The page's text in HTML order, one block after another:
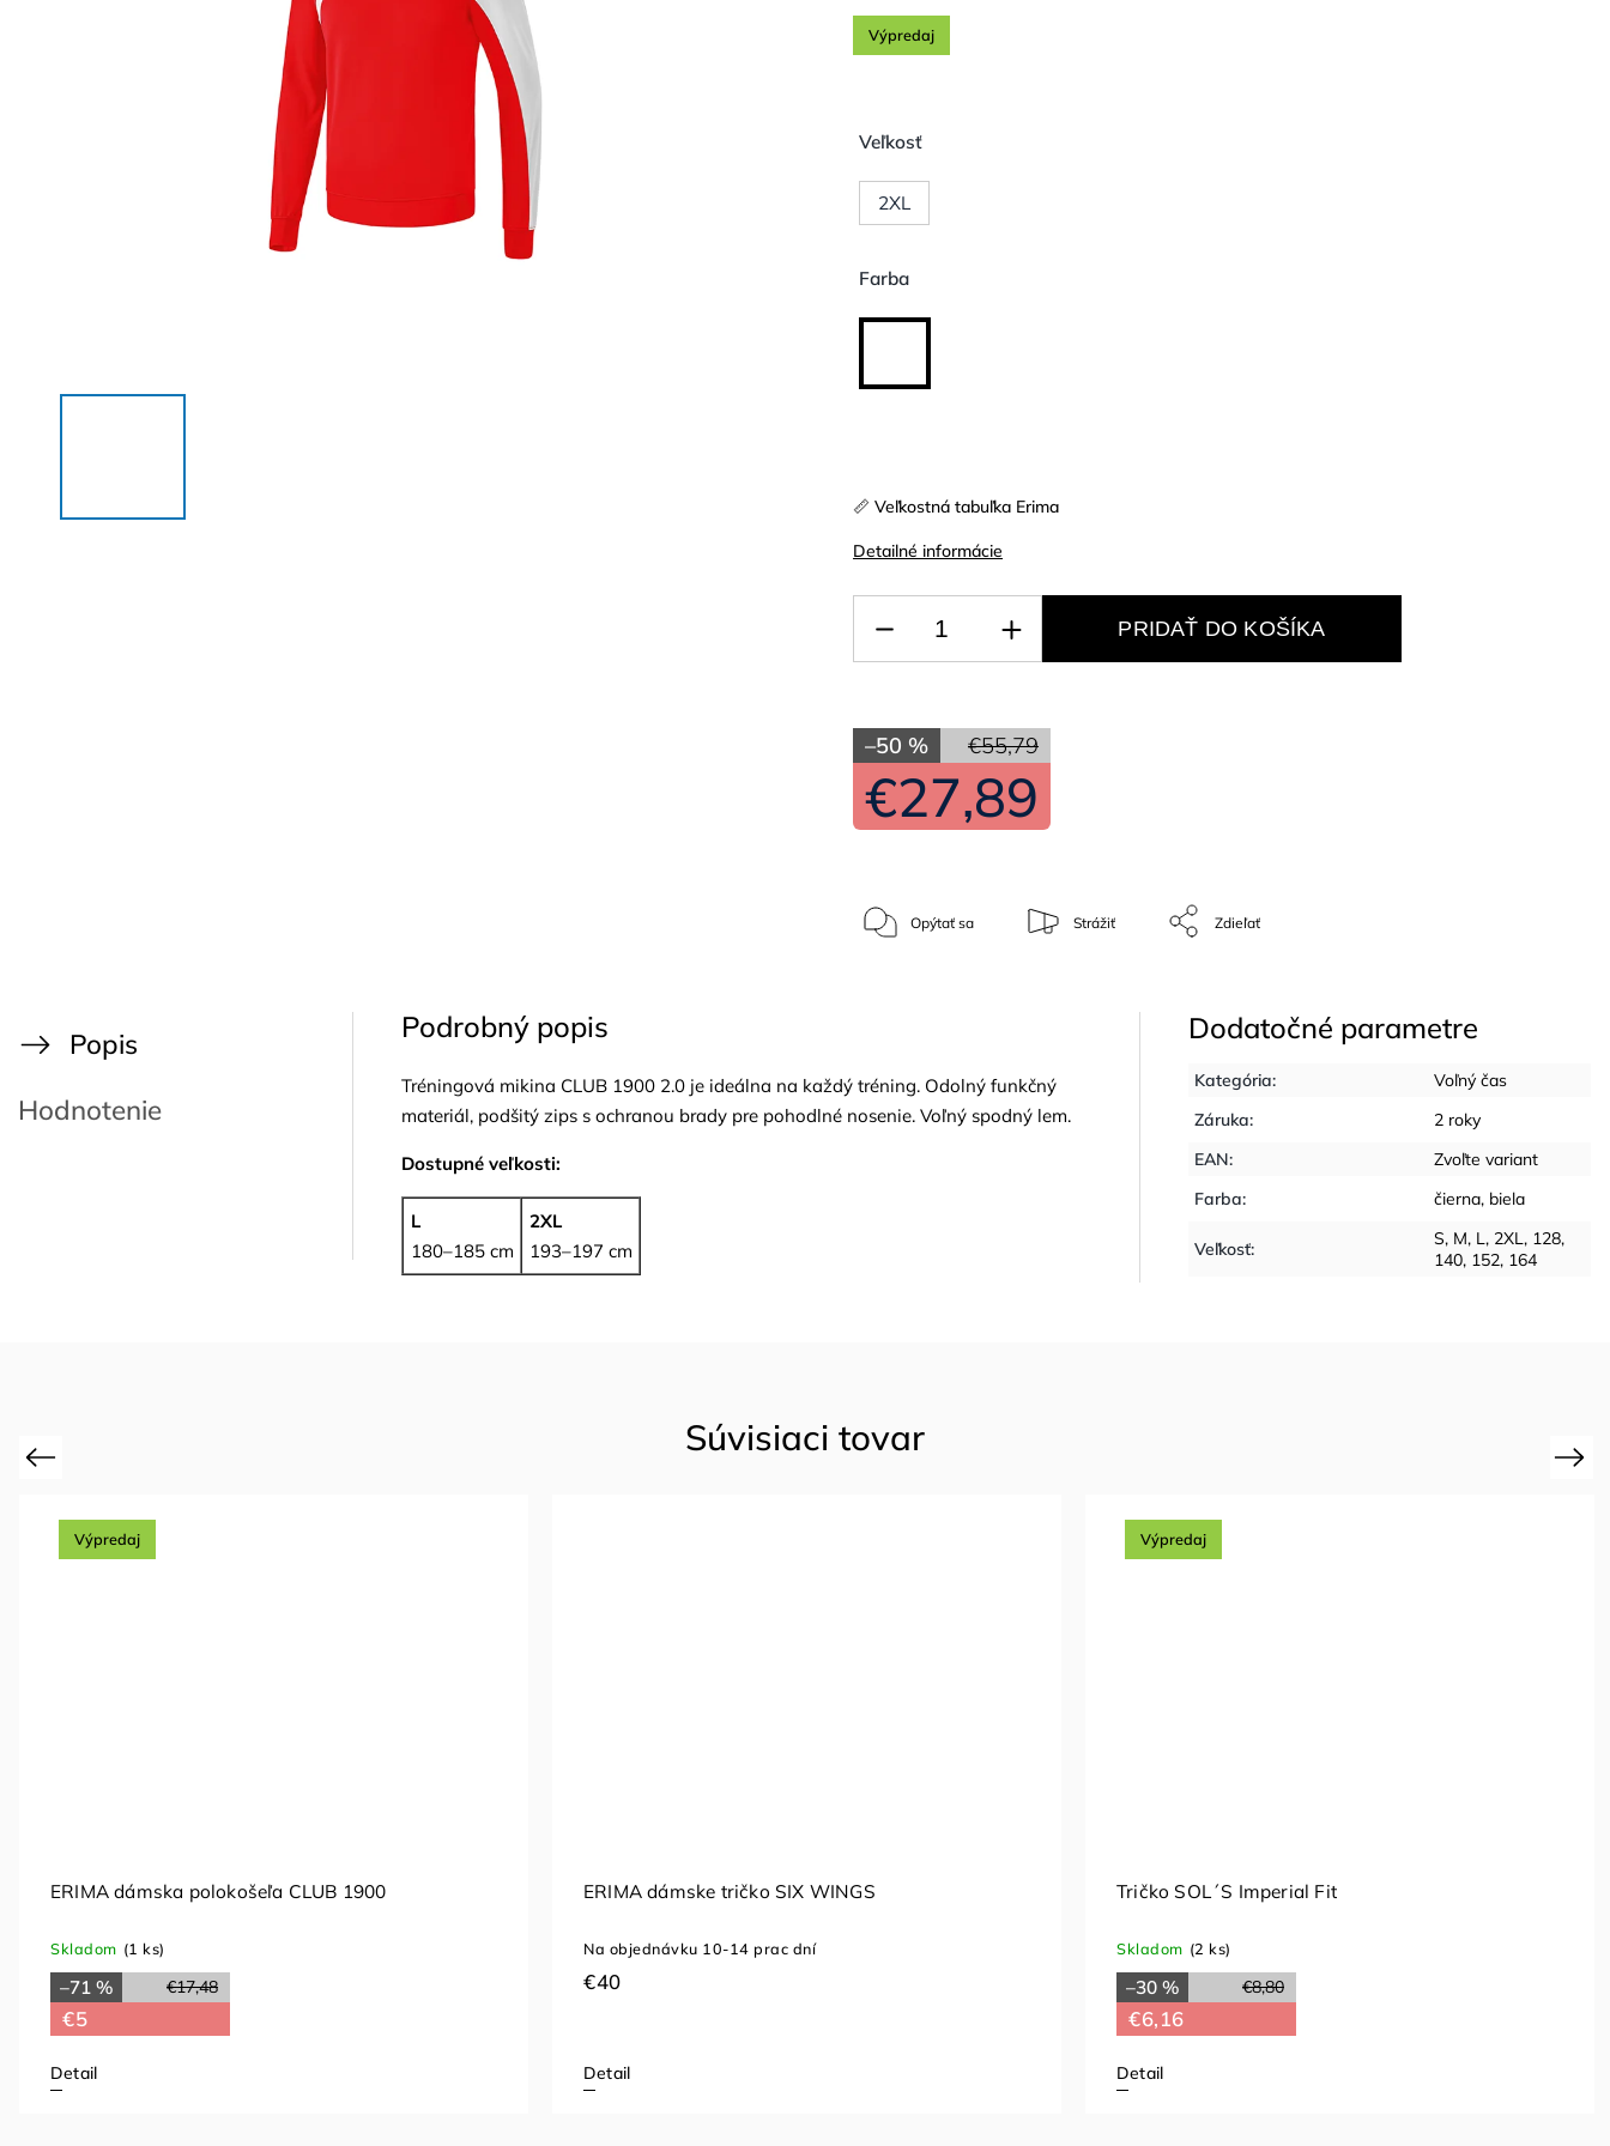
€55,79
–50 %
€27,89
Výpredaj
📏 Veľkostná tabuľka Erima
Detailné informácie
Veľkosť
2XL
Farba
PRIDAŤ DO KOŠÍKA
Opýtať sa Strážiť Zdieľať
Popis
Hodnotenie
Podrobný popis
Tréningová mikina CLUB 1900 2.0 je ideálna na každý tréning. Odolný funkčný
materiál, podšitý zips s ochranou brady pre pohodlné nosenie. Voľný spodný lem.
Dostupné veľkosti:
L
180–185 cm
2XL
193–197 cm
Dodatočné parametre
Kategória:
Voľný čas
Záruka:
2 roky
EAN:
Zvoľte variant
Farba: čierna, biela
Veľkosť: S, M, L, 2XL, 128,
140, 152, 164
Súvisiaci tovar
Previous
Výpredaj
ERIMA dámska polokošeľa CLUB 1900
Skladom (1 ks)
€17,48
–71 %
€5
Detail
ERIMA dámske tričko SIX WINGS
Na objednávku 10-14 prac dní
€40
Detail
Výpredaj
Tričko SOL´S Imperial Fit
Skladom (2 ks)
€8,80
–30 %
€6,16
Detail
Next